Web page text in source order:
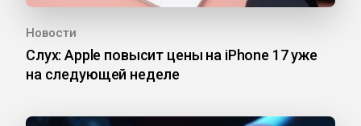
Новости
Слух: Apple повысит цены на iPhone 17 уже
на следующей неделе